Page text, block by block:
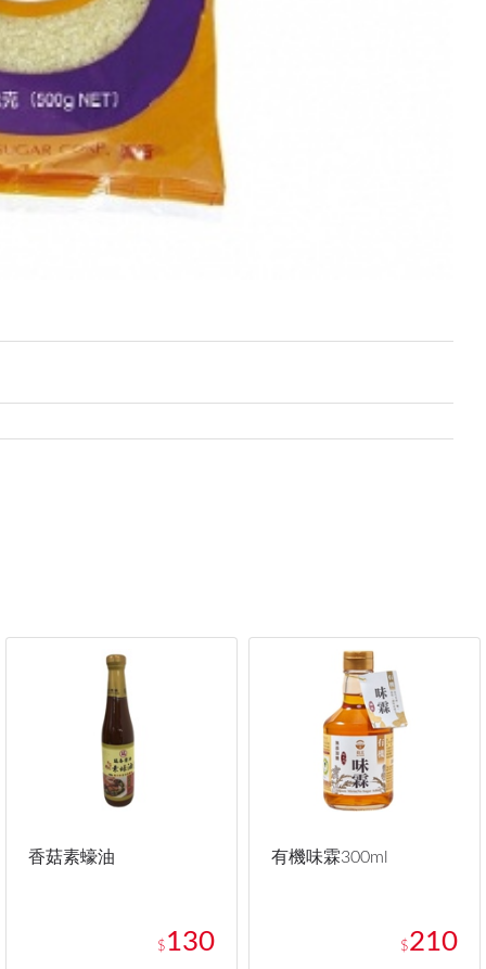
香菇素蠔油
$ 130
有機味霖300ml
$210